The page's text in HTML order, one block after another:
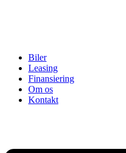
Biler
Leasing
Finansiering
Om os
Kontakt